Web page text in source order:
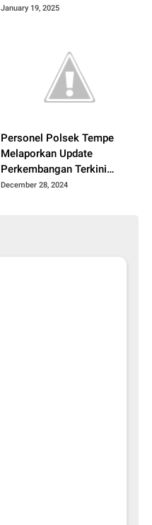
January 19, 2025
Personel Polsek Tempe
Melaporkan Update
Perkembangan Terkini
Terkait Bencana Banjir
December 28, 2024